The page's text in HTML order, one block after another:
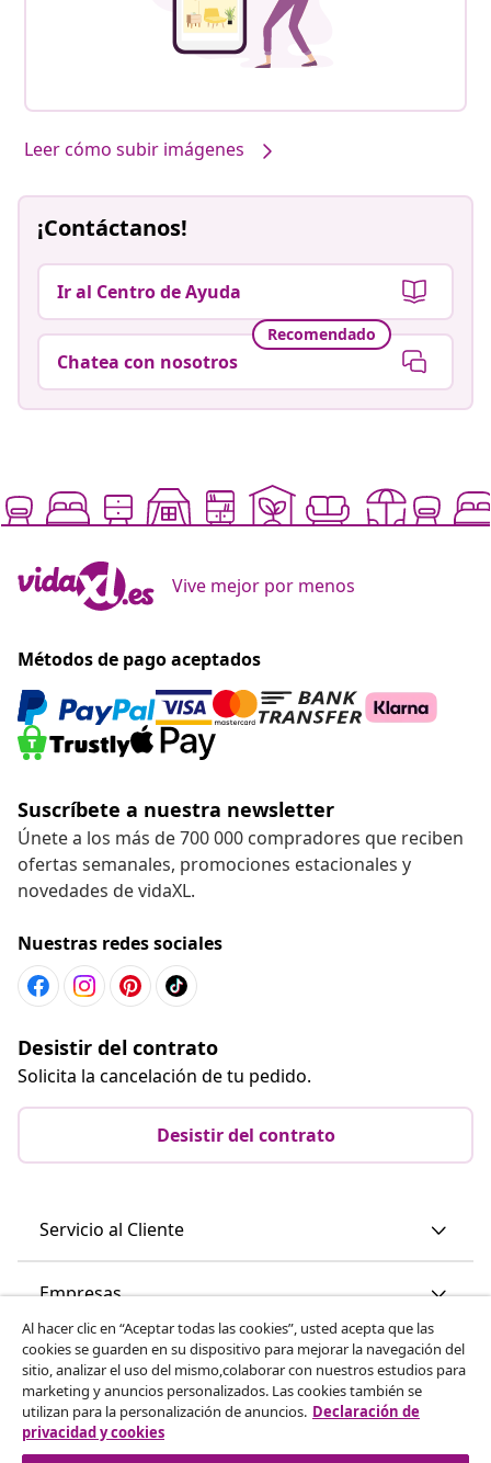
Leer cómo subir imágenes
¡Contáctanos!
Ir al Centro de Ayuda
Recomendado
Chatea con nosotros
Vive mejor por menos
Métodos de pago aceptados
Suscríbete a nuestra newsletter
Únete a los más de 700 000 compradores que reciben
ofertas semanales, promociones estacionales y
novedades de vidaXL.
Nuestras redes sociales
Desistir del contrato
Solicita la cancelación de tu pedido.
Desistir del contrato
Servicio al Cliente
Empresas
vidaXL
Descubre mas
Al hacer clic en “Aceptar todas las cookies”, usted acepta que las
cookies se guarden en su dispositivo para mejorar la navegación del
sitio, analizar el uso del mismo,colaborar con nuestros estudios para
marketing y anuncios personalizados. Las cookies también se
utilizan para la personalización de anuncios. Declaración de
privacidad y cookies